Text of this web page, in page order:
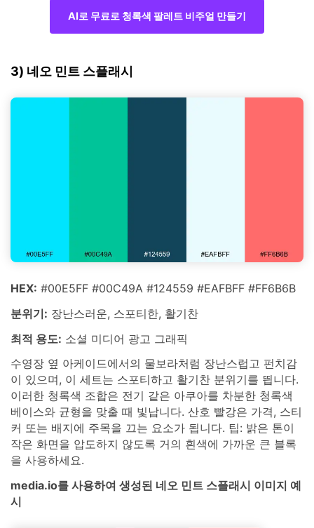
AI로 무료로 청록색 팔레트 비주얼 만들기
3) 네오 민트 스플래시
HEX: #00E5FF #00C49A #124559 #EAFBFF #FF6B6B
분위기: 장난스러운, 스포티한, 활기찬
최적 용도: 소셜 미디어 광고 그래픽
수영장 옆 아케이드에서의 물보라처럼 장난스럽고 펀치감
이 있으며, 이 세트는 스포티하고 활기찬 분위기를 띕니다.
이러한 청록색 조합은 전기 같은 아쿠아를 차분한 청록색
베이스와 균형을 맞출 때 빛납니다. 산호 빨강은 가격, 스티
커 또는 배지에 주목을 끄는 요소가 됩니다. 팁: 밝은 톤이
작은 화면을 압도하지 않도록 거의 흰색에 가까운 큰 블록
을 사용하세요.
media.io를 사용하여 생성된 네오 민트 스플래시 이미지 예
시